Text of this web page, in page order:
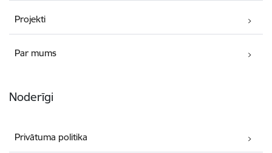
Projekti
Par mums
Noderīgi
Privātuma politika